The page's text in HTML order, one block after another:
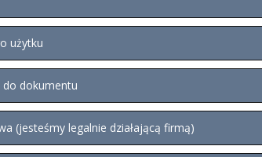
użytku
dokumentu
(jesteśmy legalnie działającą firmą)